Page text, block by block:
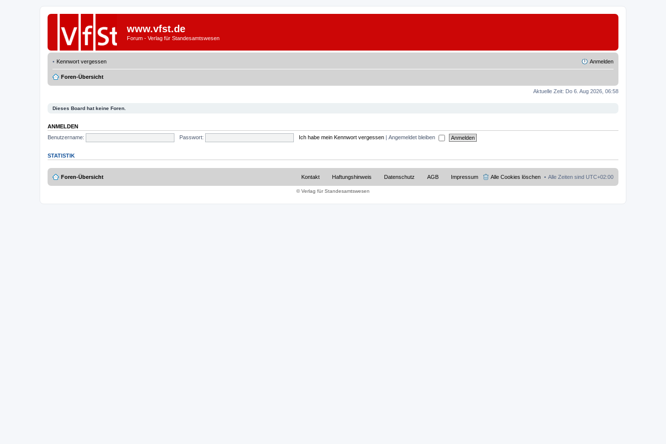
www.vfst.de
Forum - Verlag für Standesamtswesen
Kennwort vergessen Anmelden
Foren-Übersicht
Aktuelle Zeit: Do 6. Aug 2026, 06:58
Dieses Board hat keine Foren.
ANMELDEN
Benutzername:
Passwort: Ich habe mein Kennwort vergessen | Angemeldet bleiben
STATISTIK
Foren-Übersicht Alle Zeiten sind UTC+02:00
Alle Cookies löschen
Impressum
AGB
Datenschutz
Haftungshinweis
Kontakt
© Verlag für Standesamtswesen